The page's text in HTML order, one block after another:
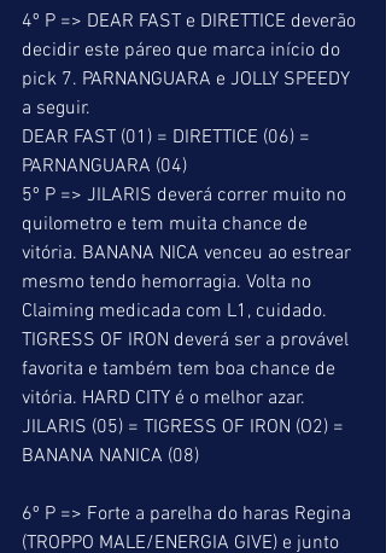
4º P => DEAR FAST e DIRETTICE deverão
decidir este páreo que marca início do
pick 7. PARNANGUARA e JOLLY SPEEDY
a seguir.
DEAR FAST (01) = DIRETTICE (06) =
PARNANGUARA (04)
5º P => JILARIS deverá correr muito no
quilometro e tem muita chance de
vitória. BANANA NICA venceu ao estrear
mesmo tendo hemorragia. Volta no
Claiming medicada com L1, cuidado.
TIGRESS OF IRON deverá ser a provável
favorita e também tem boa chance de
vitória. HARD CITY é o melhor azar.
JILARIS (05) = TIGRESS OF IRON (O2) =
BANANA NANICA (08)
6º P => Forte a parelha do haras Regina
(TROPPO MALE/ENERGIA GIVE) e junto